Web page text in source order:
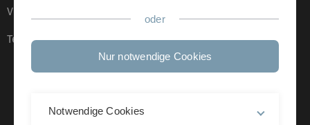
Veranstaltungskalender
Telefonverzeichnis
oder
Nur notwendige Cookies
Notwendige Cookies